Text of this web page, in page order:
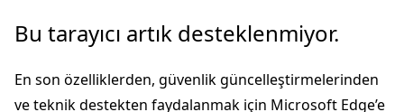
Ana
atla
Bu tarayıcı artık desteklenmiyor.
En son özelliklerden, güvenlik güncelleştirmelerinden
ve teknik destekten faydalanmak için Microsoft Edge’e